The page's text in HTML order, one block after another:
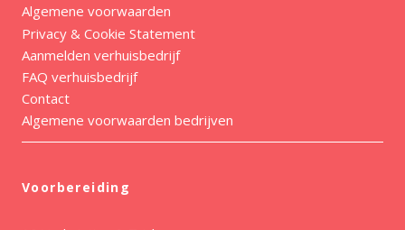
Algemene voorwaarden
Privacy & Cookie Statement
Aanmelden verhuisbedrijf
FAQ verhuisbedrijf
Contact
Algemene voorwaarden bedrijven
Voorbereiding